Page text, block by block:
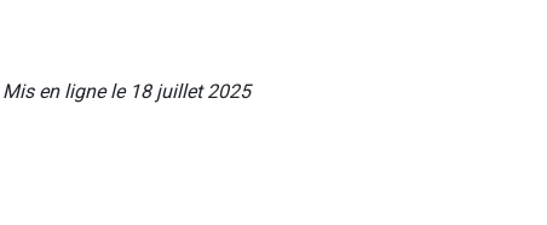
Mis en ligne le 18 juillet 2025